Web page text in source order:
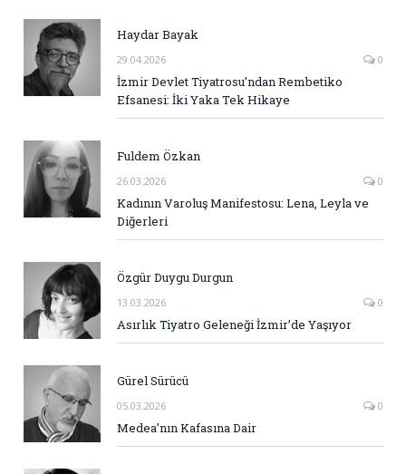
Haydar Bayak
29.04.2026 0
İzmir Devlet Tiyatrosu’ndan Rembetiko
Efsanesi: İki Yaka Tek Hikaye
Fuldem Özkan
26.03.2026 0
Kadının Varoluş Manifestosu: Lena, Leyla ve
Diğerleri
Özgür Duygu Durgun
13.03.2026 0
Asırlık Tiyatro Geleneği İzmir’de Yaşıyor
Gürel Sürücü
05.03.2026 0
Medea’nın Kafasına Dair